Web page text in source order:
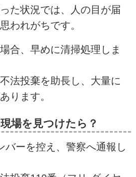
た状況では、人の目が届
われがちです。
合、早めに清掃処理しま
法投棄を助長し、大量に
ります。
場を見つけたら？
バーを控え、警察へ通報し